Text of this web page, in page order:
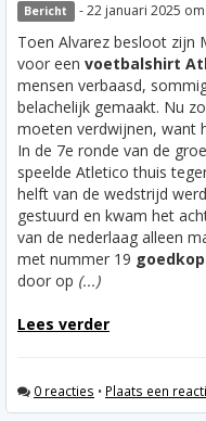
Bericht - 22 januari 2025
Toen Alvarez besloot zijn
voor een voetbalshirt
mensen verbaasd,
belachelijk gemaakt. Nu
moeten verdwijnen, want
In de 7e ronde van de
speelde Atletico thuis
helft van de wedstrijd
gestuurd en kwam het
van de nederlaag alleen
met nummer 19
door op (...)
Lees verder
0 reacties • Plaats een